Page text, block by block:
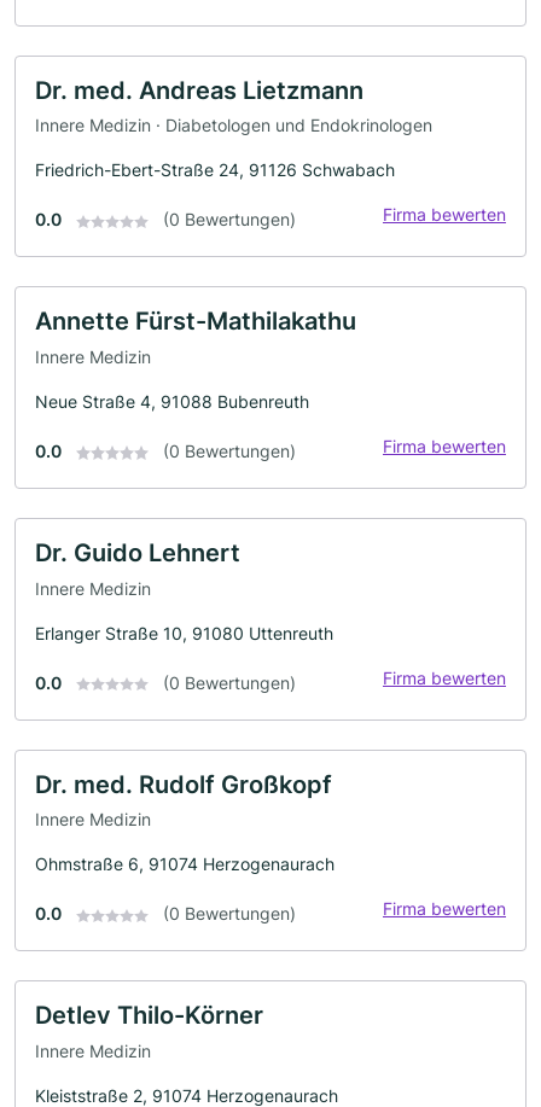
Dr. med. Andreas Lietzmann
Innere Medizin · Diabetologen und Endokrinologen
Friedrich-Ebert-Straße 24, 91126 Schwabach
0.0 (0 Bewertungen) Firma bewerten
Annette Fürst-Mathilakathu
Innere Medizin
Neue Straße 4, 91088 Bubenreuth
0.0 (0 Bewertungen) Firma bewerten
Dr. Guido Lehnert
Innere Medizin
Erlanger Straße 10, 91080 Uttenreuth
0.0 (0 Bewertungen) Firma bewerten
Dr. med. Rudolf Großkopf
Innere Medizin
Ohmstraße 6, 91074 Herzogenaurach
0.0 (0 Bewertungen) Firma bewerten
Detlev Thilo-Körner
Innere Medizin
Kleiststraße 2, 91074 Herzogenaurach